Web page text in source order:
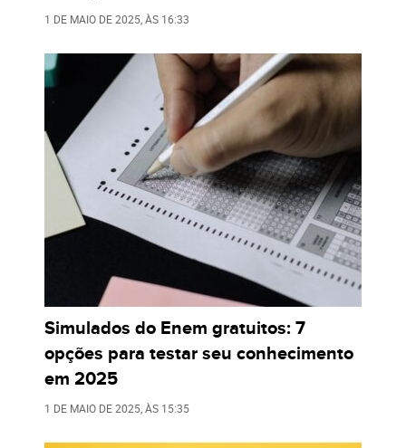
1 DE MAIO DE 2025, ÀS 16:33
Simulados do Enem gratuitos: 7
opções para testar seu conhecimento
em 2025
1 DE MAIO DE 2025, ÀS 15:35